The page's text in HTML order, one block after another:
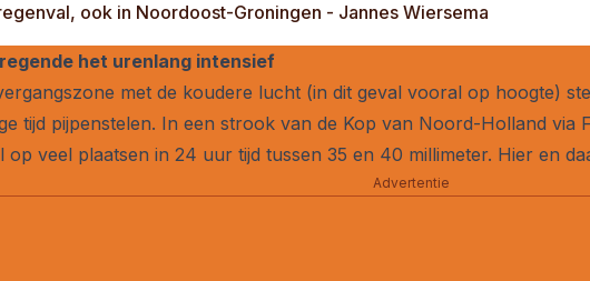
ook in Noordoost-Groningen - Jannes Wiersema
het urenlang intensief
met de koudere lucht (in dit geval vooral op hoogte)
tijd pijpenstelen. In een strook van de Kop van Noord-Holland via
op veel plaatsen in 24 uur tijd tussen 35 en 40 millimeter. Hier en
Advertentie